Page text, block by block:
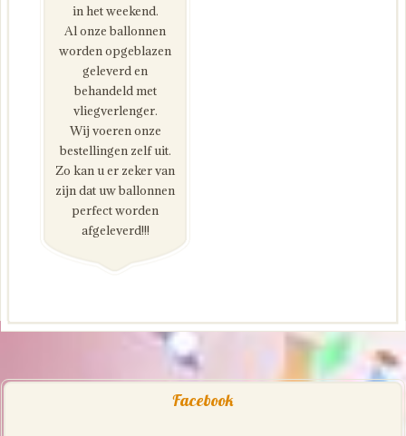
in het weekend.
Al onze ballonnen
worden opgeblazen
geleverd en
behandeld met
vliegverlenger.
Wij voeren onze
bestellingen zelf uit.
Zo kan u er zeker van
zijn dat uw ballonnen
perfect worden
afgeleverd!!!
Facebook